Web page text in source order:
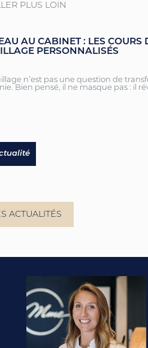
PLUS LOIN
AU CABINET : LES COURS
PERSONNALISÉS
n’est pas une question de
Bien pensé, il ne masque pas : il
ACTUALITÉS